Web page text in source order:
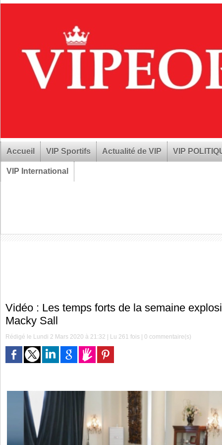
Accueil VIP Sportifs Actualité de VIP VIP
VIP International
Vidéo : Les temps forts de la semaine
Macky Sall
Rédigé le Lundi 2 Mars 2020 à 21:32 | Lu 261 fois |0 commentaire(s)